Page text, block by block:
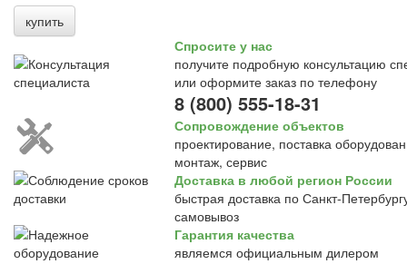
купить
Спросите у нас
получите подробную консультацию
или оформите заказ по телефону
8 (800) 555-18-31
Сопровождение объектов
проектирование, поставка
монтаж, сервис
Доставка в любой регион России
быстрая доставка по Санкт-
самовывоз
Гарантия качества
являемся официальным дилером